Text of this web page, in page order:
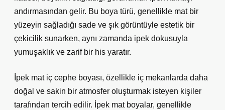
andırmasından gelir. Bu boya türü, genellikle mat bir
yüzeyin sağladığı sade ve şık görüntüyle estetik bir
çekicilik sunarken, aynı zamanda ipek dokusuyla
yumuşaklık ve zarif bir his yaratır.
İpek mat iç cephe boyası, özellikle iç mekanlarda daha
doğal ve sakin bir atmosfer oluşturmak isteyen kişiler
tarafından tercih edilir. İpek mat boyalar, genellikle